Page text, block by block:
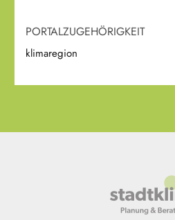
PORTALZUGEHÖRIGKEIT
klimaregion